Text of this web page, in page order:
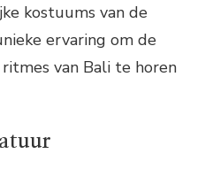
kostuums van de
ervaring om de
van Bali te horen